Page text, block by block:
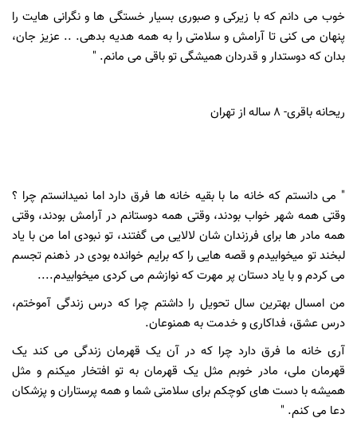
خوب می دانم که با زیرکی و صبوری بسیار خستگی ها و نگرانی هایت را
پنهان می کنی تا آرامش و سلامتی را به همه هدیه بدهی. .. عزيز جان،
بدان که دوستدار و قدردان همیشگی تو باقی می مانم. "
ریحانه باقری- 8 ساله از تهران
" می دانستم که خانه ما با بقیه خانه ها فرق دارد اما نمیدانستم چرا ؟
وقتی همه شهر خواب بودند، وقتی همه دوستانم در آرامش بودند، وقتی
همه مادر ها برای فرزندان شان لالایی می گفتند، تو نبودی اما من با یاد
لبخند تو میخوابیدم و قصه هایی را که برایم خوانده بودی در ذهنم تجسم
می کردم و با یاد دستان پر مهرت که نوازشم می کردی میخوابیدم....
من امسال بهترین سال تحویل را داشتم چرا که درس زندگی آموختم،
درس عشق، فداکاری و خدمت به همنوعان.
آری خانه ما فرق دارد چرا که در آن یک قهرمان زندگی می کند یک
قهرمان ملی، مادر خوبم مثل یک قهرمان به تو افتخار میکنم و مثل
همیشه با دست های کوچکم برای سلامتی شما و همه پرستاران و پزشکان
دعا می کنم. "